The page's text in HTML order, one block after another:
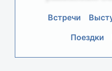
Встречи
Поездки